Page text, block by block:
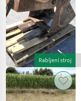
Rabljeni stroj